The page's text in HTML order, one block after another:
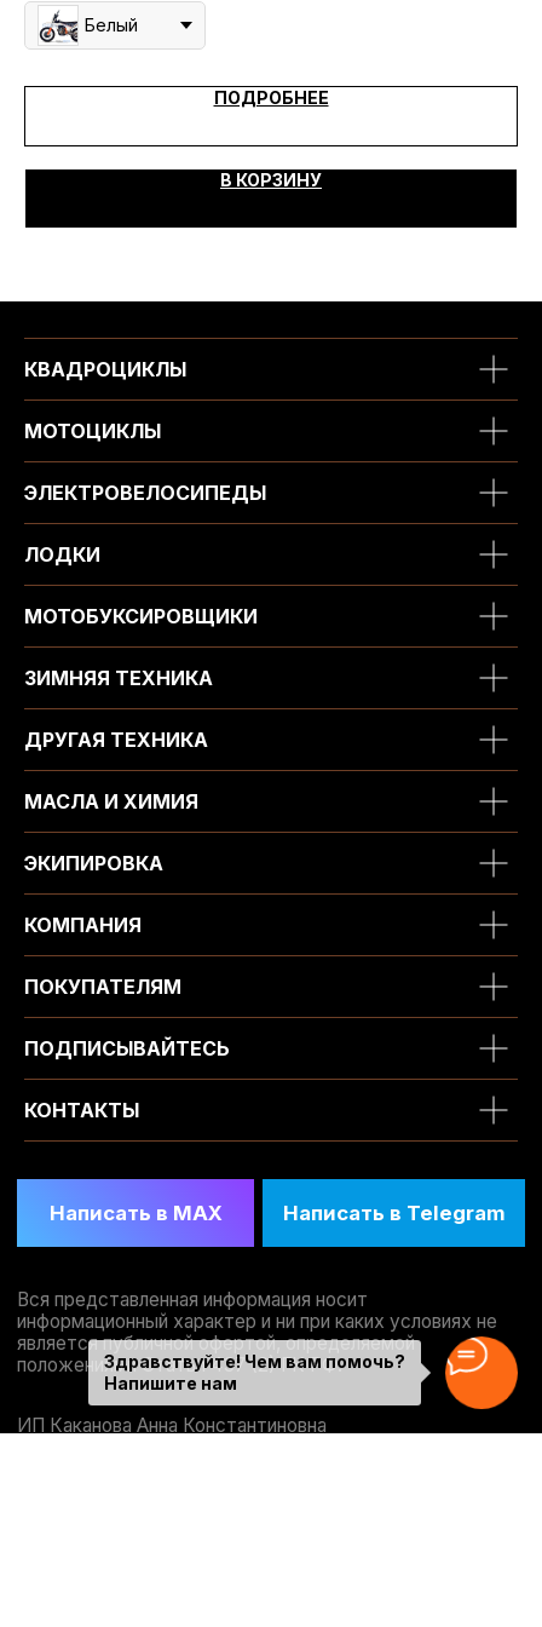
Белый
ПОДРОБНЕЕ
В КОРЗИНУ
КВАДРОЦИКЛЫ
МОТОЦИКЛЫ
ЭЛЕКТРОВЕЛОСИПЕДЫ
ЛОДКИ
МОТОБУКСИРОВЩИКИ
ЗИМНЯЯ ТЕХНИКА
ДРУГАЯ ТЕХНИКА
МАСЛА И ХИМИЯ
ЭКИПИРОВКА
КОМПАНИЯ
ПОКУПАТЕЛЯМ
ПОДПИСЫВАЙТЕСЬ
КОНТАКТЫ
Здравствуйте! Чем вам помочь?
Напишите нам